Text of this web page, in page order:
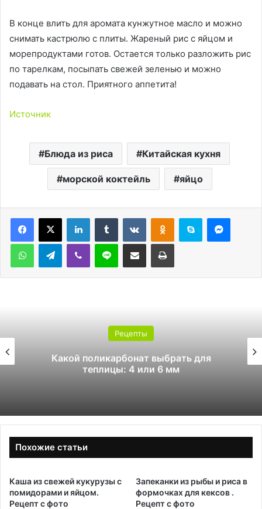
В конце влить для аромата кунжутное масло и можно
снимать кастрюлю с плиты. Жареный рис с яйцом и
морепродуктами готов. Остается только разложить рис
по тарелкам, посыпать свежей зеленью и можно
подавать на стол. Приятного аппетита!
Источник
Блюда из риса Китайская кухня
морской коктейль яйцо
LinkedInTumblr ВконтактеОдноклассники
Skype
WhatsAppTelegramViber Line Поделиться через электронную почту Печатать
Рецепты
Какой поликарбонат выбрать для
теплицы: 4 или 6 мм
Похожие статьи
Каша из свежей кукурузы с
помидорами и яйцом.
Рецепт с фото
Запеканки из рыбы и риса в
формочках для кексов .
Рецепт с фото